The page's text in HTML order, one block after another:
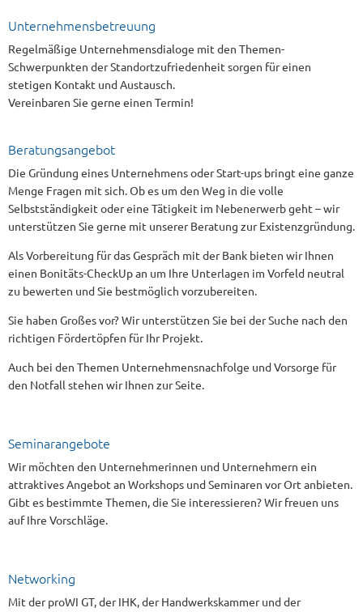
Unternehmensbetreuung
Regelmäßige Unternehmensdialoge mit den Themen-
Schwerpunkten der Standortzufriedenheit sorgen für einen
stetigen Kontakt und Austausch.
Vereinbaren Sie gerne einen Termin!
Beratungsangebot
Die Gründung eines Unternehmens oder Start-ups bringt eine ganze
Menge Fragen mit sich. Ob es um den Weg in die volle
Selbstständigkeit oder eine Tätigkeit im Nebenerwerb geht – wir
unterstützen Sie gerne mit unserer Beratung zur Existenzgründung.
Als Vorbereitung für das Gespräch mit der Bank bieten wir Ihnen
einen Bonitäts-CheckUp an um Ihre Unterlagen im Vorfeld neutral
zu bewerten und Sie bestmöglich vorzubereiten.
Sie haben Großes vor? Wir unterstützen Sie bei der Suche nach den
richtigen Fördertöpfen für Ihr Projekt.
Auch bei den Themen Unternehmensnachfolge und Vorsorge für
den Notfall stehen wir Ihnen zur Seite.
Seminarangebote
Wir möchten den Unternehmerinnen und Unternehmern ein
attraktives Angebot an Workshops und Seminaren vor Ort anbieten.
Gibt es bestimmte Themen, die Sie interessieren? Wir freuen uns
auf Ihre Vorschläge.
Networking
Mit der proWI GT, der IHK, der Handwerkskammer und der